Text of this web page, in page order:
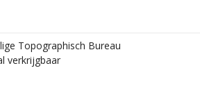
Topographisch Bureau
verkrijgbaar